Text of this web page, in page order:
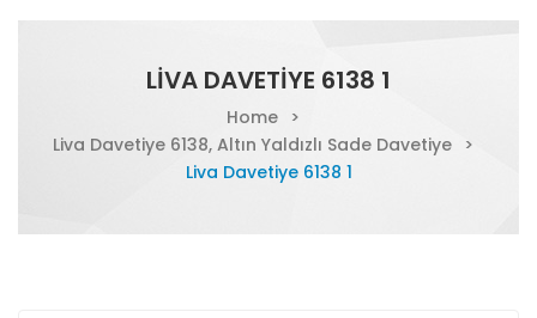
LIVA DAVETIYE 6138 1
Home
>
Liva Davetiye 6138, Altın Yaldızlı Sade Davetiye
>
Liva Davetiye 6138 1